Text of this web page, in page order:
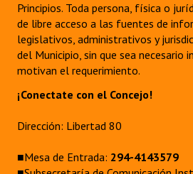
Principios. Toda persona, física o
de libre acceso a las fuentes de
legislativos, administrativos y
del Municipio, sin que sea necesario
motivan el requerimiento.
¡Conectate con el Concejo!
Dirección: Libertad 80
■Mesa de Entrada: 294-4143579